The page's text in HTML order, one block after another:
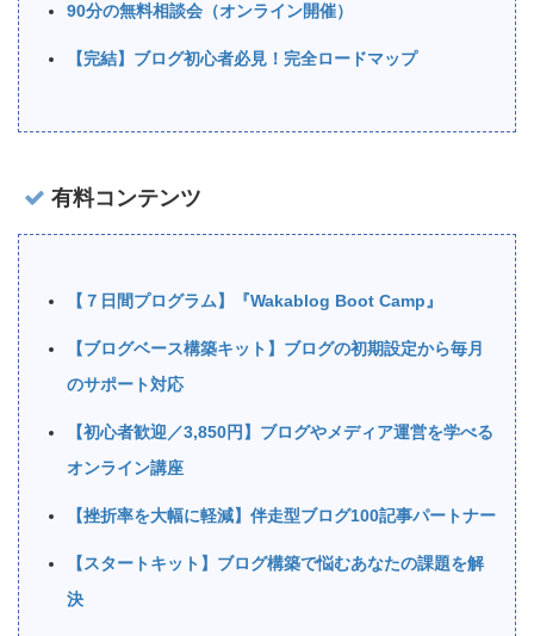
90分の無料相談会（オンライン開催）
【完結】ブログ初心者必見！完全ロードマップ
有料コンテンツ
【７日間プログラム】『Wakablog Boot Camp』
【ブログベース構築キット】ブログの初期設定から毎月
のサポート対応
【初心者歓迎／3,850円】ブログやメディア運営を学べる
オンライン講座
【挫折率を大幅に軽減】伴走型ブログ100記事パートナー
【スタートキット】ブログ構築で悩むあなたの課題を解
決